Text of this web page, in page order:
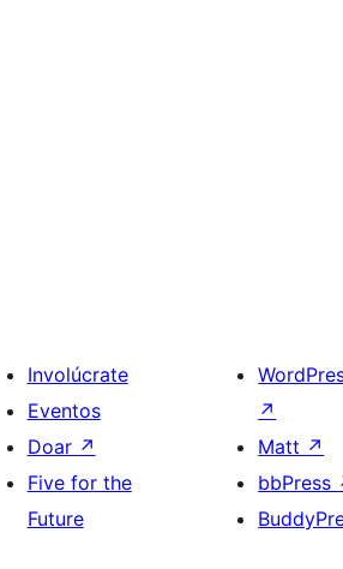
Involúcrate
Eventos
Doar ↗
Five for the
Future
↗
Matt ↗
bbPress